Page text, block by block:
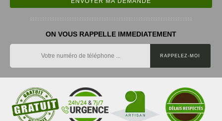
ON VOUS RAPPELLE IMMEDIATEMENT